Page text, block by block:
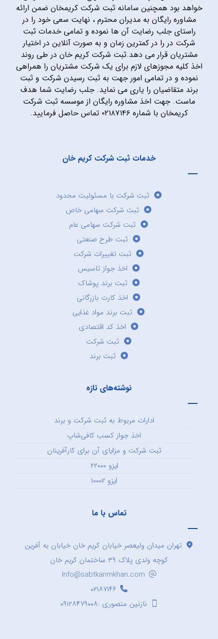
خواهد بود همچنین سامانه ثبت شرکت کریمخان ضمن ارائه
مشاوره رایگان به مدیران محترم ، نهایت سعی خود را در
راستای جلب رضایت آن ها نموده و تمامی خدمات ثبت
شرکت در را در کمترین زمان و به صورت آنلاین در اختیار
مشتریان قرار می دهد.ثبت شرکت کریم خان در طی روند
اخذ کلیه مجوزهای لازم برای یک شرکت مشتریان را همراهی
نموده و در تمامی امور جهت به ثبت رسیدن شرکت و ثبت
برند متقاضیان را یاری می نماید. جلب رضایت شما هدف
ماست. جهت اخذ مشاوره رایگان از موسسه ثبت شرکت
کریمخان با شماره ۰۲۱۸۷۱۴۶ تماس حاصل فرمایید.
خدمات ثبت شرکت کریم خان
ثبت شرکت با مسئولیت محدود
ثبت شرکت سهامی خاص
ثبت شرکت سهامی عام
ثبت طرح صنعتی
ثبت تغییرات شرکت
اخذ جواز تاسیس
ثبت برند پوشاک
اخذ کارت بازرگانی
ثبت برند مواد غذایی
اخذ کد اقتصادی
ثبت شرکت
ثبت برند
نوشته‌های تازه
ادارات مربوط به ثبت شرکت و برند
اخذ جواز کسب کافی‌شاپ
ثبت شرکت و مزایای آن برای کارآفرینان
ایزو ۲۲۰۰۰
ایزو ۱۰۰۰۲
تماس با ما
تهران میدان ولیعصر خیابان کریم خان خیابان به آفرین
کوچه ولدی پلاک ۳۹ ساختمان کریم خان
Info@sabtkarimkhan.com
۰۲۱۸۷۱۴۶
نازنین منصوری :۰۹۱۲۸۴۷۹۰۰۸